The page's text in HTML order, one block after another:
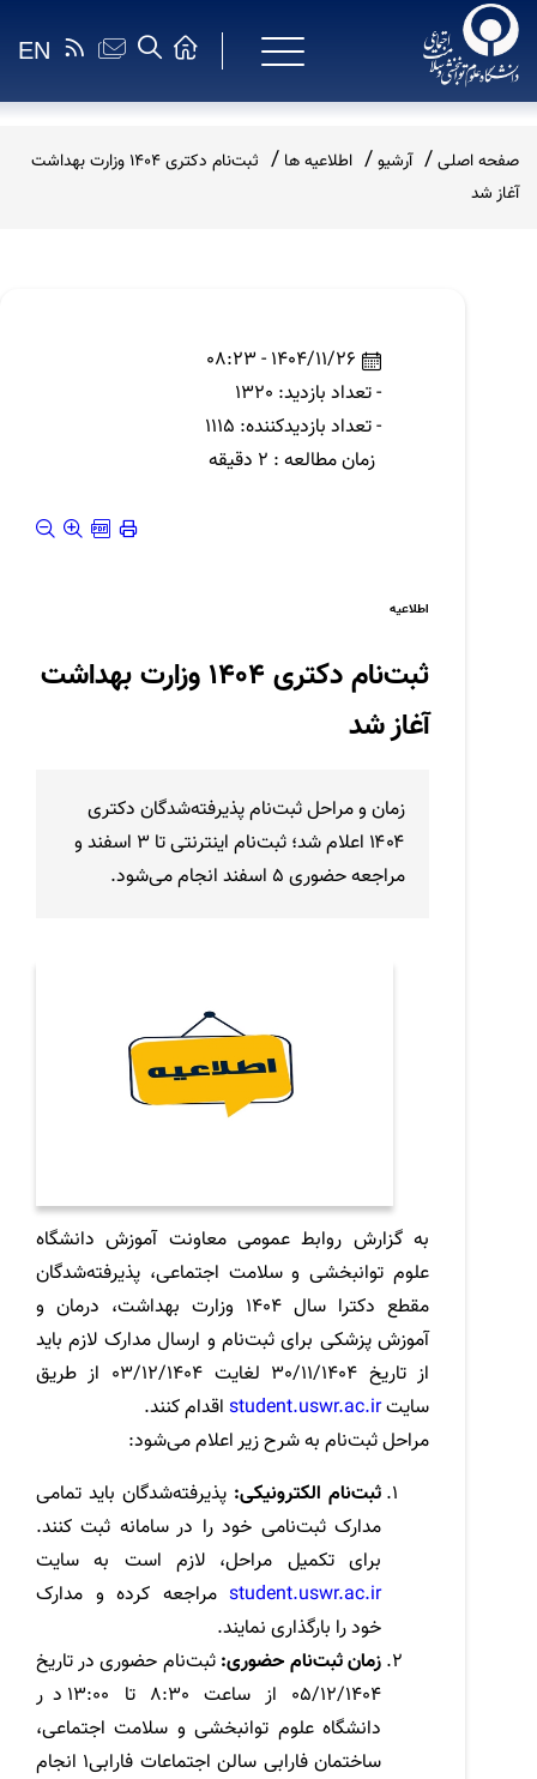
EN
صفحه اصلی آرشیو اطلاعیه ها
ثبت‌نام دکتری 1404 وزارت بهداشت
آغاز شد
1404/11/26 - 08:23
- تعداد بازدید: 1320
- تعداد بازدیدکننده: 1115
زمان مطالعه : 2 دقیقه
اطلاعیه
ثبت‌نام دکتری 1404 وزارت بهداشت
آغاز شد
زمان و مراحل ثبت‌نام پذیرفته‌شدگان دکتری
۱۴۰۴ اعلام شد؛ ثبت‌نام اینترنتی تا 3 اسفند و
مراجعه حضوری 5 اسفند انجام می‌شود.
به گزارش روابط عمومی معاونت آموزش دانشگاه
علوم توانبخشی و سلامت اجتماعی، پذیرفته‌شدگان
مقطع دکترا سال 1404 وزارت بهداشت، درمان و
آموزش پزشکی برای ثبت‌نام و ارسال مدارک لازم باید
از تاریخ 30/11/1404 لغایت 03/12/1404 از طریق
سایتstudent.uswr.ac.irاقدام کنند.
مراحل ثبت‌نام به شرح زیر اعلام می‌شود:
ثبت‌نام الکترونیکی:پذیرفته‌شدگان باید تمامی
مدارک ثبت‌نامی خود را در سامانه ثبت کنند.
برای تکمیل مراحل، لازم است به سایت
student.uswr.ac.irمراجعه کرده و مدارک
خود را بارگذاری نمایند.
زمان ثبت‌نام حضوری:ثبت‌نام حضوری در تاریخ
05/12/1404 از ساعت 8:30 تا 13:00 در
دانشگاه علوم توانبخشی و سلامت اجتماعی،
ساختمان فارابی سالن اجتماعات فارابی1 انجام